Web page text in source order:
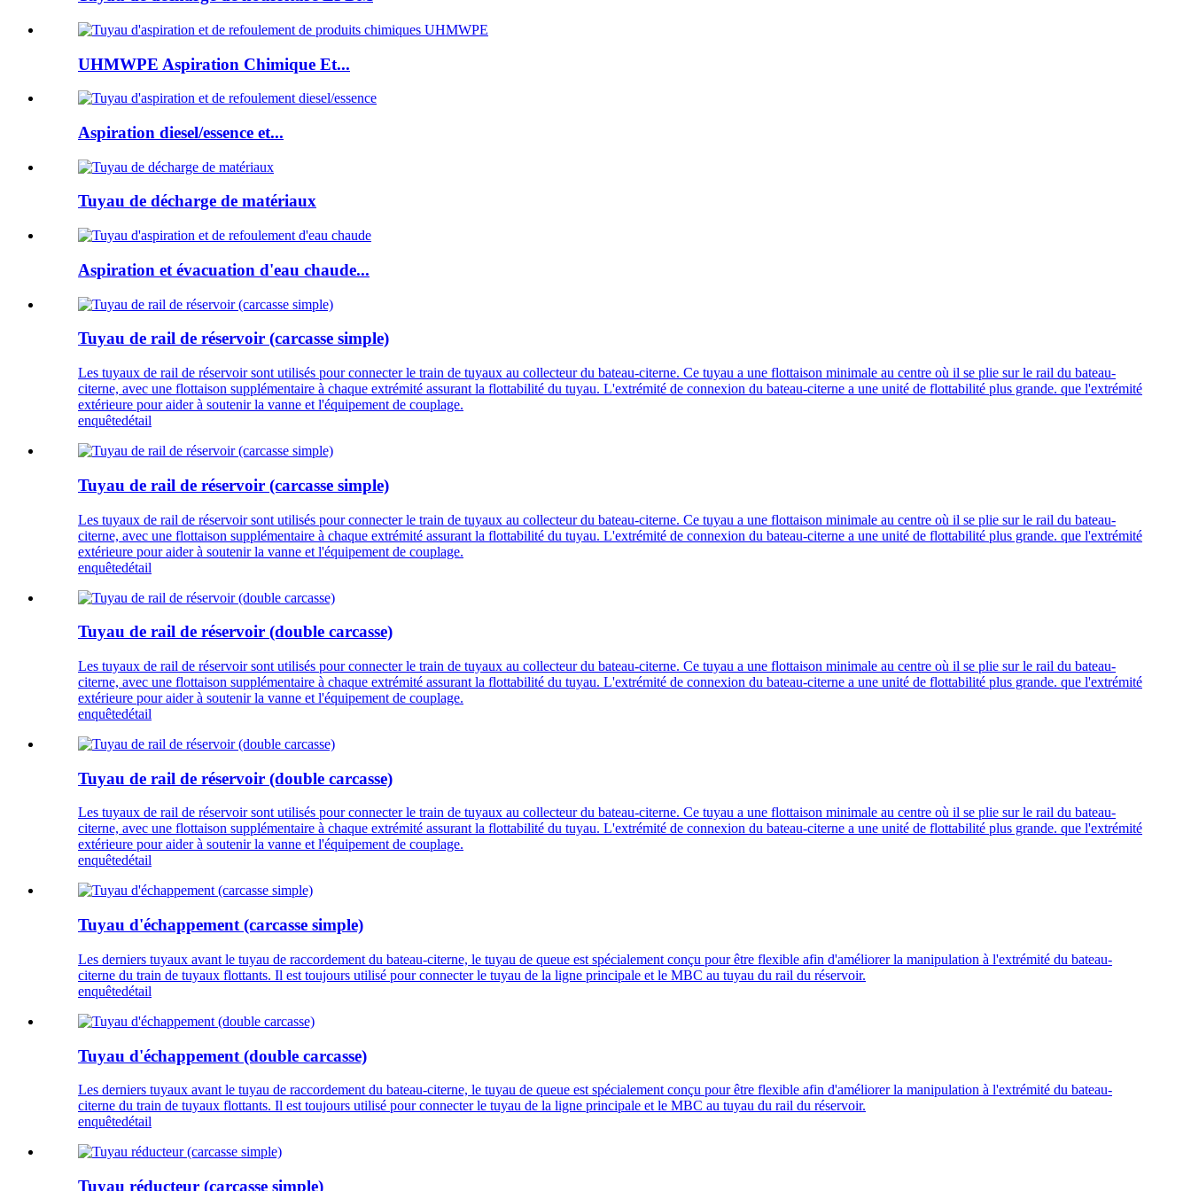
UHMWPE Aspiration Chimique Et...
Aspiration diesel/essence et...
Tuyau de décharge de matériaux
Aspiration et évacuation d'eau chaude...
Tuyau de rail de réservoir (carcasse simple)
Les tuyaux de rail de réservoir sont utilisés pour connecter le train de tuyaux au collecteur du bateau-citerne. Ce tuyau a une flottaison minimale au centre où il se plie sur le rail du bateau-
citerne, avec une flottaison supplémentaire à chaque extrémité assurant la flottabilité du tuyau. L'extrémité de connexion du bateau-citerne a une unité de flottabilité plus grande. que l'extrémité
extérieure pour aider à soutenir la vanne et l'équipement de couplage.
enquêtedétail
Tuyau de rail de réservoir (carcasse simple)
Les tuyaux de rail de réservoir sont utilisés pour connecter le train de tuyaux au collecteur du bateau-citerne. Ce tuyau a une flottaison minimale au centre où il se plie sur le rail du bateau-
citerne, avec une flottaison supplémentaire à chaque extrémité assurant la flottabilité du tuyau. L'extrémité de connexion du bateau-citerne a une unité de flottabilité plus grande. que l'extrémité
extérieure pour aider à soutenir la vanne et l'équipement de couplage.
enquêtedétail
Tuyau de rail de réservoir (double carcasse)
Les tuyaux de rail de réservoir sont utilisés pour connecter le train de tuyaux au collecteur du bateau-citerne. Ce tuyau a une flottaison minimale au centre où il se plie sur le rail du bateau-
citerne, avec une flottaison supplémentaire à chaque extrémité assurant la flottabilité du tuyau. L'extrémité de connexion du bateau-citerne a une unité de flottabilité plus grande. que l'extrémité
extérieure pour aider à soutenir la vanne et l'équipement de couplage.
enquêtedétail
Tuyau de rail de réservoir (double carcasse)
Les tuyaux de rail de réservoir sont utilisés pour connecter le train de tuyaux au collecteur du bateau-citerne. Ce tuyau a une flottaison minimale au centre où il se plie sur le rail du bateau-
citerne, avec une flottaison supplémentaire à chaque extrémité assurant la flottabilité du tuyau. L'extrémité de connexion du bateau-citerne a une unité de flottabilité plus grande. que l'extrémité
extérieure pour aider à soutenir la vanne et l'équipement de couplage.
enquêtedétail
Tuyau d'échappement (carcasse simple)
Les derniers tuyaux avant le tuyau de raccordement du bateau-citerne, le tuyau de queue est spécialement conçu pour être flexible afin d'améliorer la manipulation à l'extrémité du bateau-
citerne du train de tuyaux flottants. Il est toujours utilisé pour connecter le tuyau de la ligne principale et le MBC au tuyau du rail du réservoir.
enquêtedétail
Tuyau d'échappement (double carcasse)
Les derniers tuyaux avant le tuyau de raccordement du bateau-citerne, le tuyau de queue est spécialement conçu pour être flexible afin d'améliorer la manipulation à l'extrémité du bateau-
citerne du train de tuyaux flottants. Il est toujours utilisé pour connecter le tuyau de la ligne principale et le MBC au tuyau du rail du réservoir.
enquêtedétail
Tuyau réducteur (carcasse simple)